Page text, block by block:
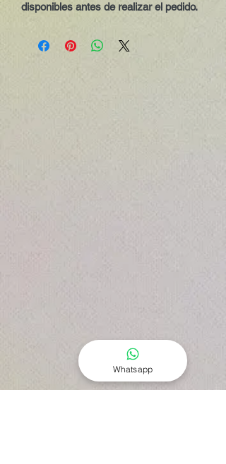
disponibles antes de realizar el pedido.
Whatsapp